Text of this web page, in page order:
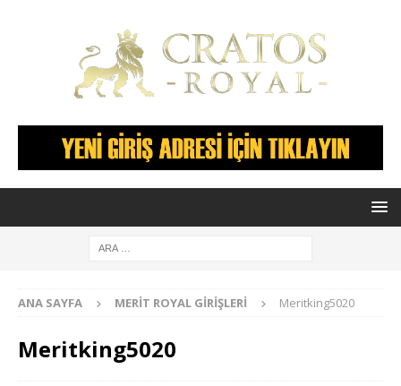
ANA SAYFA MERIT ROYAL GIRIŞLERI Meritking5020
Meritking5020